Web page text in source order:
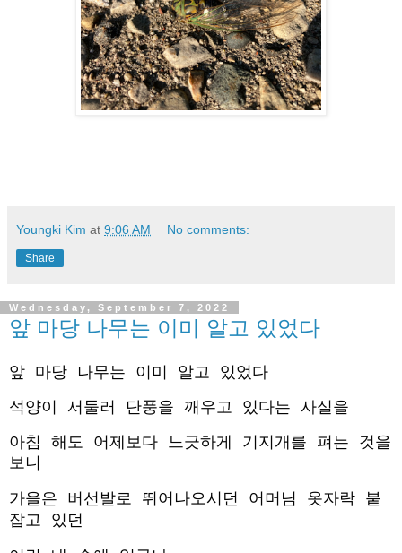
Youngki Kim at 9:06 AM No comments:
Share
Wednesday, September 7, 2022
앞 마당 나무는 이미 알고 있었다
앞 마당 나무는 이미 알고 있었다
석양이 서둘러 단풍을 깨우고 있다는 사실을
아침 해도 어제보다 느긋하게 기지개를 펴는 것을
보니
가을은 버선발로 뛰어나오시던 어머님 옷자락 붙
잡고 있던